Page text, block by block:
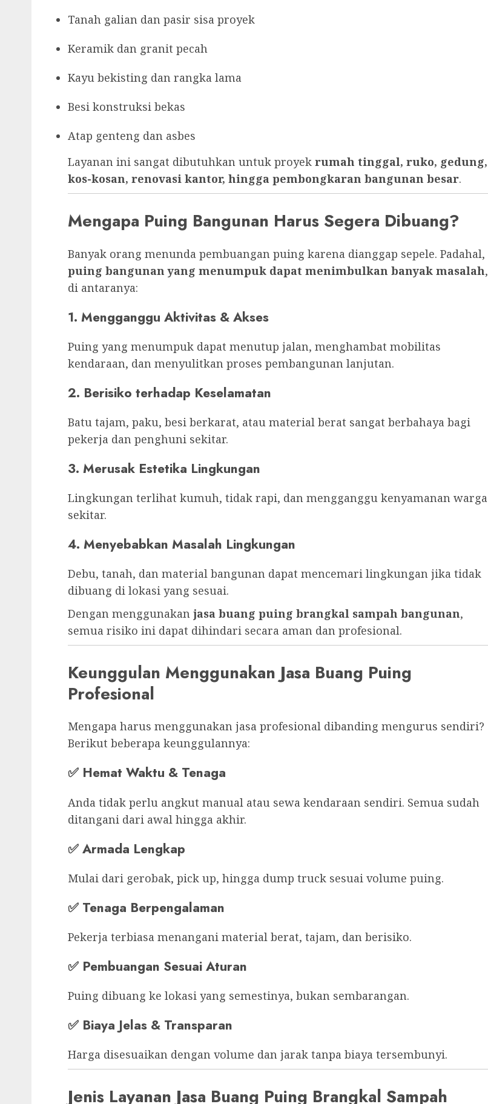
Tanah galian dan pasir sisa proyek
Keramik dan granit pecah
Kayu bekisting dan rangka lama
Besi konstruksi bekas
Atap genteng dan asbes
Layanan ini sangat dibutuhkan untuk proyek rumah tinggal, ruko, gedung,
kos-kosan, renovasi kantor, hingga pembongkaran bangunan besar.
Mengapa Puing Bangunan Harus Segera Dibuang?
Banyak orang menunda pembuangan puing karena dianggap sepele. Padahal,
puing bangunan yang menumpuk dapat menimbulkan banyak masalah,
di antaranya:
1. Mengganggu Aktivitas & Akses
Puing yang menumpuk dapat menutup jalan, menghambat mobilitas
kendaraan, dan menyulitkan proses pembangunan lanjutan.
2. Berisiko terhadap Keselamatan
Batu tajam, paku, besi berkarat, atau material berat sangat berbahaya bagi
pekerja dan penghuni sekitar.
3. Merusak Estetika Lingkungan
Lingkungan terlihat kumuh, tidak rapi, dan mengganggu kenyamanan warga
sekitar.
4. Menyebabkan Masalah Lingkungan
Debu, tanah, dan material bangunan dapat mencemari lingkungan jika tidak
dibuang di lokasi yang sesuai.
Dengan menggunakan jasa buang puing brangkal sampah bangunan,
semua risiko ini dapat dihindari secara aman dan profesional.
Keunggulan Menggunakan Jasa Buang Puing
Profesional
Mengapa harus menggunakan jasa profesional dibanding mengurus sendiri?
Berikut beberapa keunggulannya:
✅ Hemat Waktu & Tenaga
Anda tidak perlu angkut manual atau sewa kendaraan sendiri. Semua sudah
ditangani dari awal hingga akhir.
✅Armada Lengkap
Mulai dari gerobak, pick up, hingga dump truck sesuai volume puing.
✅ Tenaga Berpengalaman
Pekerja terbiasa menangani material berat, tajam, dan berisiko.
✅ Pembuangan Sesuai Aturan
Puing dibuang ke lokasi yang semestinya, bukan sembarangan.
✅ Biaya Jelas & Transparan
Harga disesuaikan dengan volume dan jarak tanpa biaya tersembunyi.
Jenis Layanan Jasa Buang Puing Brangkal Sampah